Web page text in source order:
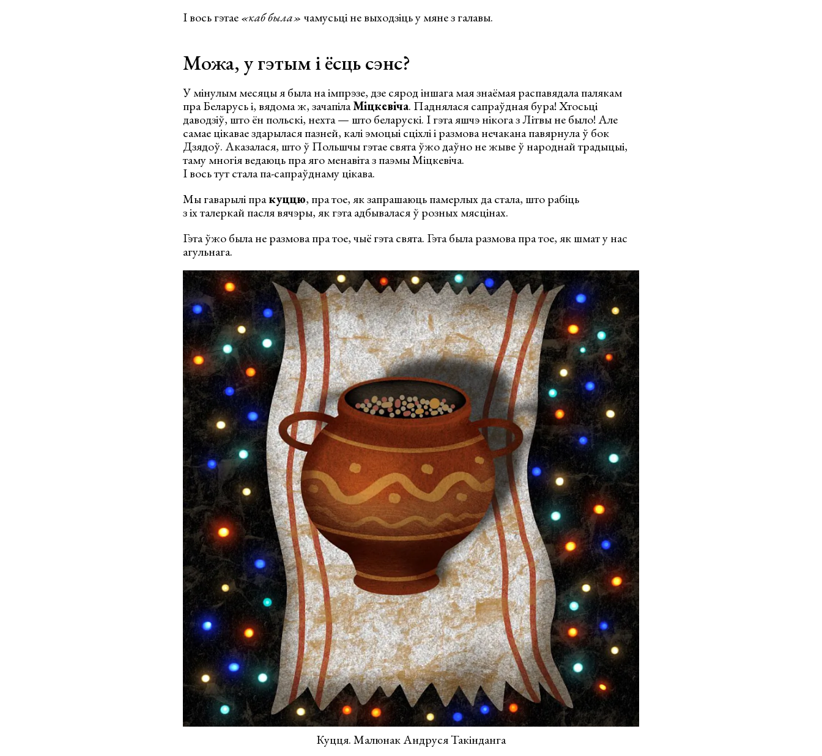
І вось гэтае«каб была» чамусьці не выходзіць у мяне з галавы.
Можа, у гэтым і ёсць сэнс?
У мінулым месяцы я была на імпрэзе, дзе сярод іншага мая знаёмая распавядала палякам
пра Беларусь і, вядома ж, зачапілаМіцкевіча. Паднялася сапраўдная бура! Хтосьці
даводзіў, што ён польскі, нехта — што беларускі. І гэта яшчэ нікога з Літвы не было! Але
самае цікавае здарылася пазней, калі эмоцыі сціхлі і размова нечакана павярнула ў бок
Дзядоў. Аказалася, што ў Польшчы гэтае свята ўжо даўно не жыве ў народнай традыцыі,
таму многія ведаюць пра яго менавіта з паэмы Міцкевіча.
І вось тут стала па-сапраўднаму цікава.
Мы гаварылі пракуццю, пра тое, як запрашаюць памерлых да стала, што рабіць
з іх талеркай пасля вячэры, як гэта адбывалася ў розных мясцінах.
Гэта ўжо была не размова пра тое, чыё гэта свята. Гэта была размова пра тое, як шмат у нас
агульнага.
Куцця. Малюнак Андруся Такінданга